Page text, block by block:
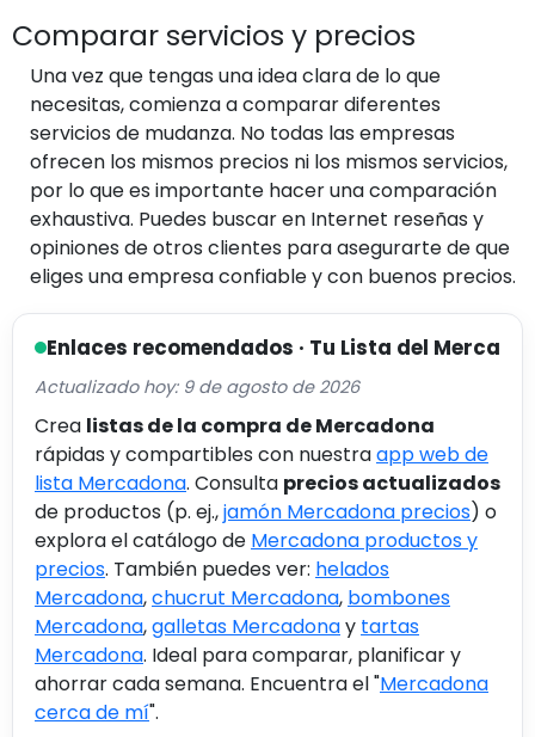
Comparar servicios y precios
Una vez que tengas una idea clara de lo que
necesitas, comienza a comparar diferentes
servicios de mudanza. No todas las empresas
ofrecen los mismos precios ni los mismos servicios,
por lo que es importante hacer una comparación
exhaustiva. Puedes buscar en Internet reseñas y
opiniones de otros clientes para asegurarte de que
eliges una empresa confiable y con buenos precios.
Enlaces recomendados · Tu Lista del Merca
Actualizado hoy: 9 de agosto de 2026
Crea listas de la compra de Mercadona
rápidas y compartibles con nuestraapp web de
lista Mercadona. Consulta precios actualizados
de productos (p. ej.,jamón Mercadona precios) o
explora el catálogo de Mercadona productos y
precios. También puedes ver: helados
Mercadona,chucrut Mercadona, bombones
Mercadona,galletas Mercadonay tartas
Mercadona. Ideal para comparar, planificar y
ahorrar cada semana. Encuentra el "Mercadona
cerca de mí".